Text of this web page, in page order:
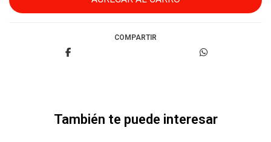
COMPARTIR
También te puede interesar